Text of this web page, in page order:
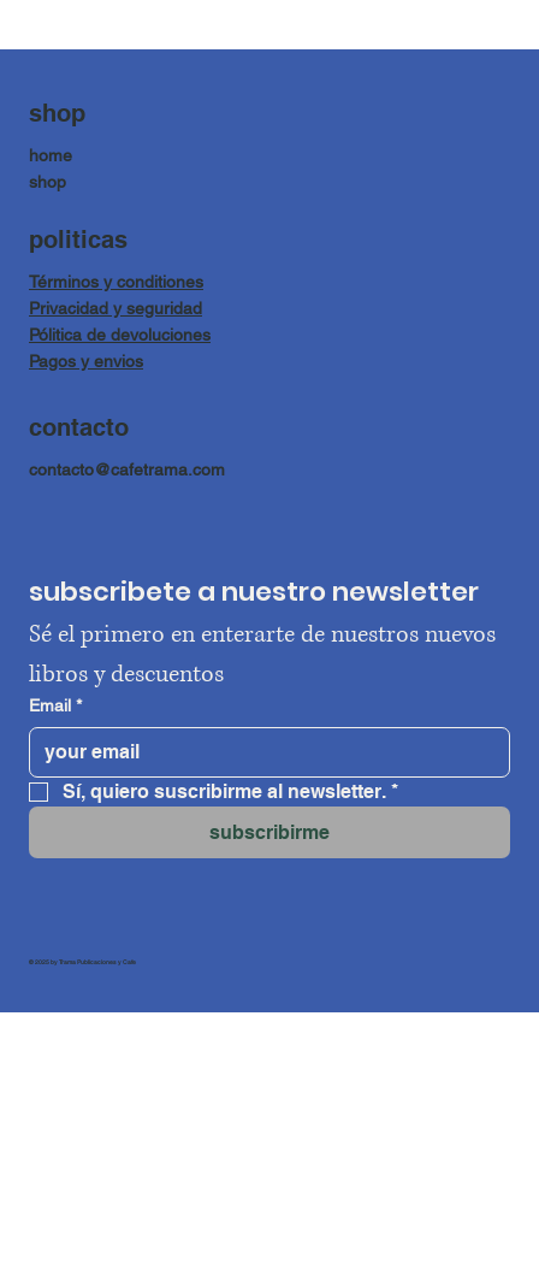
shop
home
shop
politicas
Términos y conditiones
Privacidad y seguridad
Pólitica de devoluciones
Pagos y envios
contacto
contacto@cafetrama.com
subscribete a nuestro newsletter
Sé el primero en enterarte de nuestros nuevos
libros y descuentos
Email *
Sí, quiero suscribirme al newsletter. *
subscribirme
© 2025 by Trama Publicaciones y Cafe